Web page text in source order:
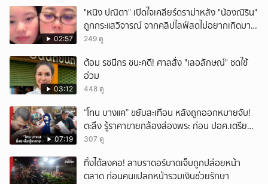
02:57
"หนิง ปณิตา" เปิดใจเคลียร์ดราม่าหลัง "น้องณิริน"
ถูกกระแสวิจารณ์ จากคลิปไลฟ์สดไม่อยากเกิดมา
หน้าเหมือนพ่อ
249 ดู
03:12
ต้อม รชนีกร ชนะคดี! ศาลสั่ง "เลอลักษณ์" ชดใช้
อ่วม
448 ดู
07:19
“โทน บางแค” ขยับสะเทือน หลังถูกออกหมายจับ!
ตะลึง รู้ราคาขายกล้องส่องพระ ก่อน ปอศ.เตรียม
บุกรวบ?
307 ดู
ทิ้งได้ลงคอ! ลาบราดอร์บาดเจ็บถูกปล่อยหน้า
ตลาด ก่อนคนแปลกหน้ารวมเงินช่วยรักษา